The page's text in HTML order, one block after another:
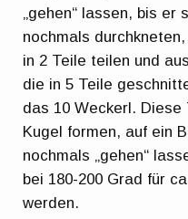
„gehen“ lassen, bis er
nochmals
in 2 Teile teilen und
die in 5 Teile
das 10 Weckerl.
Kugel formen, auf ein
nochmals „gehen“
bei 180-200 Grad für
werden.